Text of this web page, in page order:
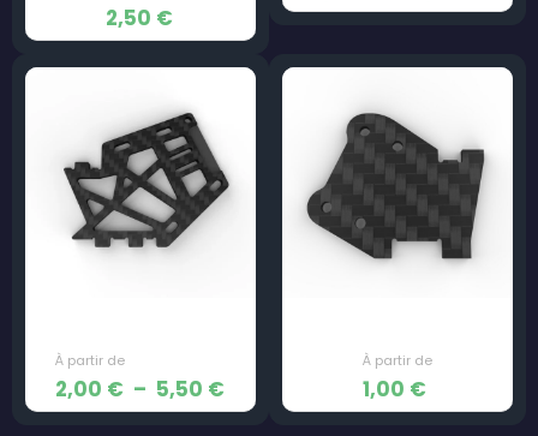
2,50 €
de
5,00
2,00 € – 5,50 €
de
1,00 €